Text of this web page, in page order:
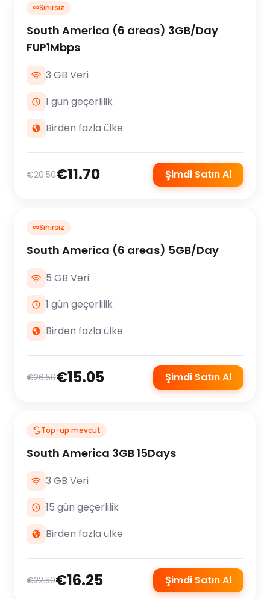
∞Sınırsız
South America (6 areas) 3GB/Day
FUP1Mbps
3 GB Veri
1 gün geçerlilik
Birden fazla ülke
€20.50€11.70 Şimdi Satın Al
∞Sınırsız
South America (6 areas) 5GB/Day
5 GB Veri
1 gün geçerlilik
Birden fazla ülke
€26.50€15.05 Şimdi Satın Al
Top-up mevcut
South America 3GB 15Days
3 GB Veri
15 gün geçerlilik
Birden fazla ülke
€22.50€16.25 Şimdi Satın Al